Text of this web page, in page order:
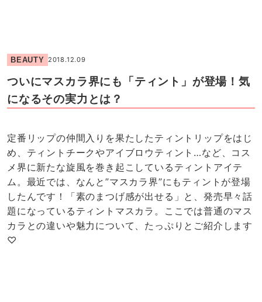
BEAUTY 2018.12.09
ついにマスカラ界にも「ティント」が登場！気
になるその実力とは？
定番リップの仲間入りを果たしたティントリップをはじ
め、ティントチークやアイブロウティント…など、コス
メ界に新たな旋風を巻き起こしているティントアイテ
ム。最近では、なんと”マスカラ界”にもティントが登場
したんです！「素のまつげ感が出せる」と、発売早々話
題になっているティントマスカラ。ここでは普通のマス
カラとの違いや魅力について、たっぷりとご紹介します
♡